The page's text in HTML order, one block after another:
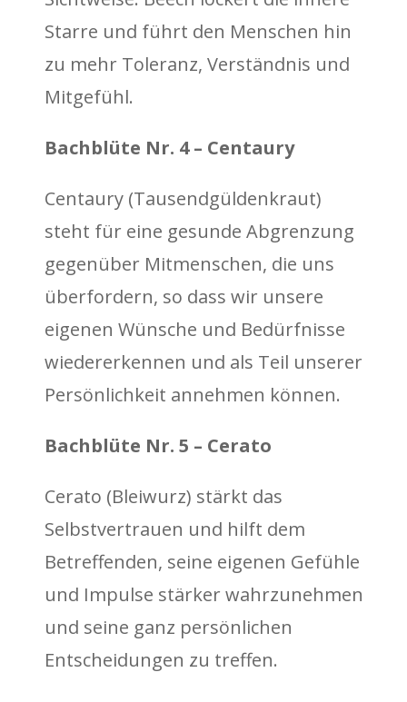
Starre und führt den Menschen hin
zu mehr Toleranz, Verständnis und
Mitgefühl.
Bachblüte Nr. 4 – Centaury
Centaury (Tausendgüldenkraut)
steht für eine gesunde Abgrenzung
gegenüber Mitmenschen, die uns
überfordern, so dass wir unsere
eigenen Wünsche und Bedürfnisse
wiedererkennen und als Teil unserer
Persönlichkeit annehmen können.
Bachblüte Nr. 5 – Cerato
Cerato (Bleiwurz) stärkt das
Selbstvertrauen und hilft dem
Betreffenden, seine eigenen Gefühle
und Impulse stärker wahrzunehmen
und seine ganz persönlichen
Entscheidungen zu treffen.